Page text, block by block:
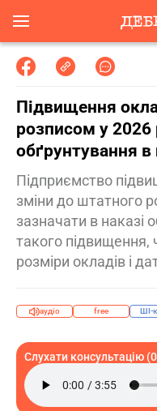
Підвищення
розписом у 2026
обґрунтування в
Підприємство
зміни до штатного
зазначати в наказі
такого підвищення,
розміри окладів і
аудіо free ШІ-
Слухати консультацію